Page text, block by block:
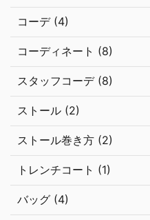
コーデ (4)
コーディネート (8)
スタッフコーデ (8)
ストール (2)
ストール巻き方 (2)
トレンチコート (1)
バッグ (4)